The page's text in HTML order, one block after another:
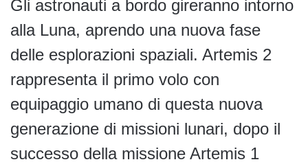
Gli astronauti a bordo gireranno intorno
alla Luna, aprendo una nuova fase
delle esplorazioni spaziali. Artemis 2
rappresenta il primo volo con
equipaggio umano di questa nuova
generazione di missioni lunari, dopo il
successo della missione Artemis 1